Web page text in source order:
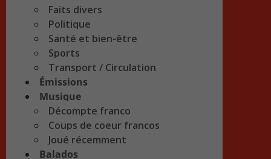
Faits divers
Politique
Santé et bien-être
Sports
Transport / Circulation
Émissions
Musique
Décompte franco
Coups de coeur francos
Joué récemment
Balados